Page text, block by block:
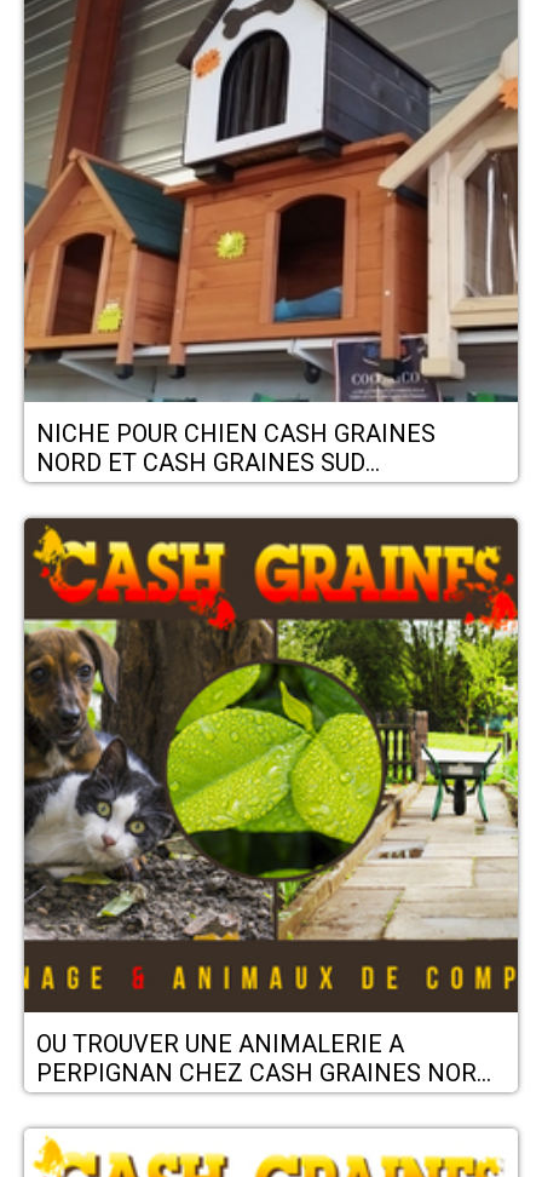
NICHE POUR CHIEN CASH GRAINES
NORD ET CASH GRAINES SUD
RIVESALTES THUIR CABESTANY CLAIRA
RIVESALTES
OU TROUVER UNE ANIMALERIE A
PERPIGNAN CHEZ CASH GRAINES NORD
- CASH GRAINES SUD - PERPIGNAN -
CABESTANY - RIVESALTES - CLAIRA -
THUIR - POLLESTRES - ST-ESTEVE -